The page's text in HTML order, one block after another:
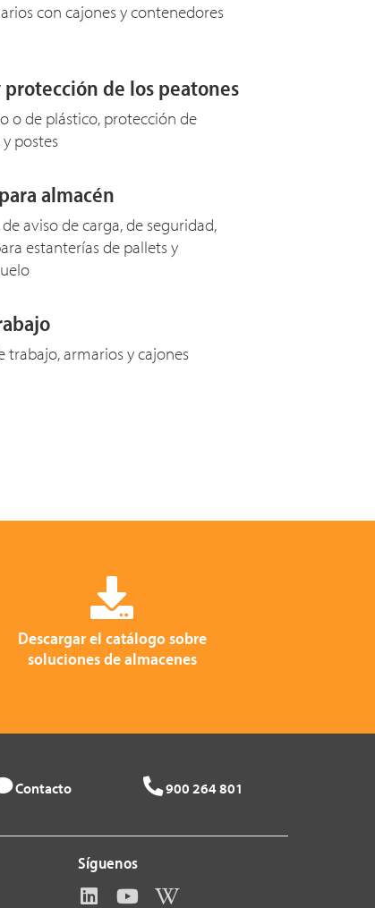
con cajones y contenedores
de los peatones
o de plástico, protección de
postes
almacén
aviso de carga, de seguridad,
estanterías de pallets y
trabajo, armarios y cajones
Descargar el catálogo sobre
soluciones de almacenes
Contacto 900 264 801
Síguenos